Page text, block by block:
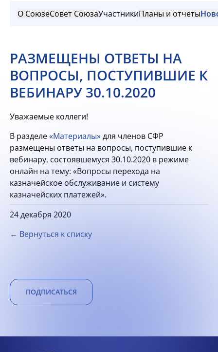
О СоюзеСовет СоюзаУчастникиПланы и отчеты
РАЗМЕЩЕНЫ ОТВЕТЫ НА
ВОПРОСЫ, ПОСТУПИВШИЕ К
ВЕБИНАРУ 30.10.2020
Уважаемые коллеги!
В разделе«Материалы»для членов СФР
размещены ответы на вопросы, поступившие к
вебинару, состоявшемуся 30.10.2020 в режиме
онлайн на тему: «Вопросы перехода на
казначейское обслуживание и систему
казначейских платежей».
24 декабря 2020
← Вернуться к списку
ПОДПИСАТЬСЯ